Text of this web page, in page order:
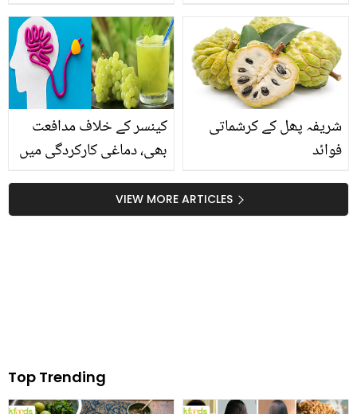
سب کو دنگ کر دیا، ویڈیو
وائرل
انھیں دور کرنے کے گھریلو
طریقے
کینسر کے خلاف مدافعت
بھی، دماغی کارکردگی میں
تروتازہ بنانے تک ۔۔ انگور کے
جوس کے 6 حیران کن
شریفہ پھل کے کرشماتی
فوائد
VIEW MORE ARTICLES
Top Trending